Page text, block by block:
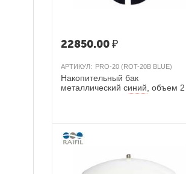
22850.00₽
АРТИКУЛ: PRO-20 (ROT-20В BLUE)
Накопительный бак
металлический синий, объем 20